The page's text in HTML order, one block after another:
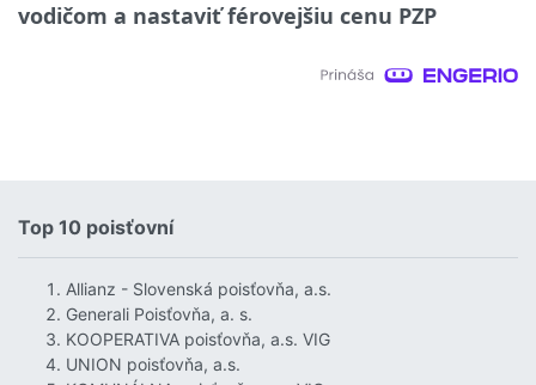
vodičom a nastaviť férovejšiu cenu PZP
Top 10 poisťovní
Allianz - Slovenská poisťovňa, a.s.
Generali Poisťovňa, a. s.
KOOPERATIVA poisťovňa, a.s. VIG
UNION poisťovňa, a.s.